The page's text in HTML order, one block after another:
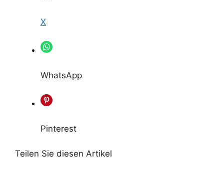
X
WhatsApp
Pinterest
Teilen Sie diesen Artikel